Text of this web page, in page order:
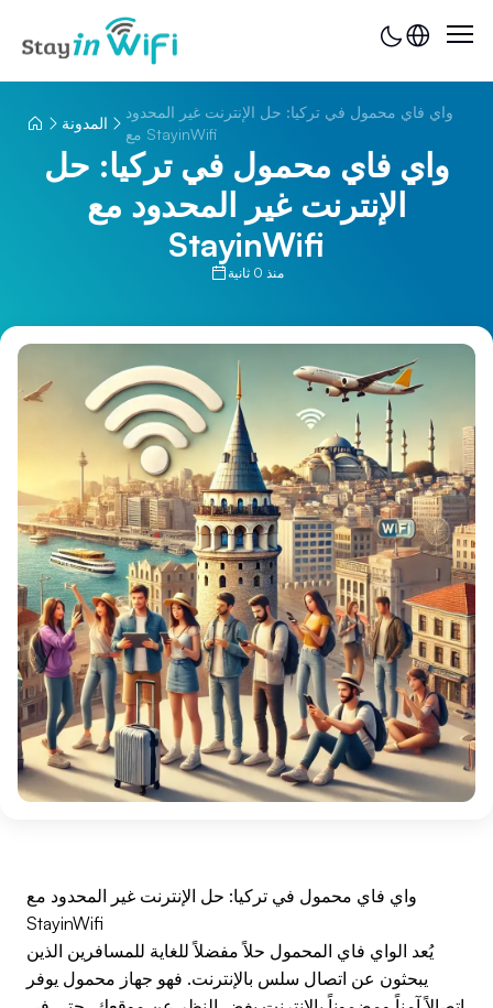
المدونة
واي فاي محمول في تركيا: حل الإنترنت غير المحدود
مع StayinWifi
واي فاي محمول في تركيا: حل
الإنترنت غير المحدود مع
StayinWifi
منذ 0 ثانية
واي فاي محمول في تركيا: حل الإنترنت غير المحدود مع
StayinWifi
يُعد الواي فاي المحمول حلاً مفضلاً للغاية للمسافرين الذين
يبحثون عن اتصال سلس بالإنترنت. فهو جهاز محمول يوفر